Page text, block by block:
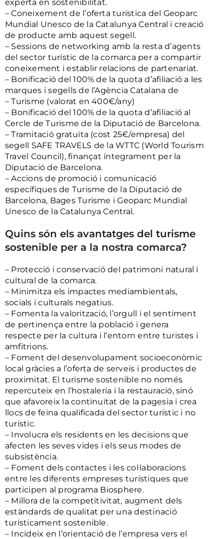
experta en sostenibilitat.
– Coneixement de l’oferta turística del Geoparc
Mundial Unesco de la Catalunya Central i creació
de producte amb aquest segell.
– Sessions de networking amb la resta d’agents
del sector turístic de la comarca per a compartir
coneixement i establir relacions de partenariat.
– Bonificació del 100% de la quota d’afiliació a les
marques i segells de l’Agència Catalana de
– Turisme (valorat en 400€/any)
– Bonificació del 100% de la quota d’afiliació al
Cercle de Turisme de la Diputació de Barcelona.
– Tramitació gratuïta (cost 25€/empresa) del
segell SAFE TRAVELS de la WTTC (World Tourism
Travel Council), finançat íntegrament per la
Diputació de Barcelona.
– Accions de promoció i comunicació
específiques de Turisme de la Diputació de
Barcelona, Bages Turisme i Geoparc Mundial
Unesco de la Catalunya Central.
Quins són els avantatges del turisme
sostenible per a la nostra comarca?
– Protecció i conservació del patrimoni natural i
cultural de la comarca.
– Minimitza els impactes mediambientals,
socials i culturals negatius.
– Fomenta la valorització, l’orgull i el sentiment
de pertinença entre la població i genera
respecte per la cultura i l’entorn entre turistes i
amfitrions.
– Foment del desenvolupament socioeconòmic
local gràcies a l’oferta de serveis i productes de
proximitat. El turisme sostenible no només
repercuteix en l’hostaleria i la restauració, sinó
que afavoreix la continuïtat de la pagesia i crea
llocs de feina qualificada del sector turístic i no
turístic.
– Involucra els residents en les decisions que
afecten les seves vides i els seus modes de
subsistència.
– Foment dels contactes i les col·laboracions
entre les diferents empreses turístiques que
participen al programa Biosphere.
– Millora de la competitivitat, augment dels
estàndards de qualitat per una destinació
turísticament sostenible.
– Incideix en l’orientació de l’empresa vers el